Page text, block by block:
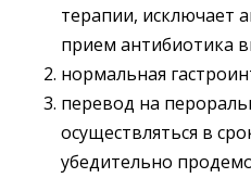
терапии, исключает
прием антибиотика
нормальная
перевод на
осуществляться в
убедительно